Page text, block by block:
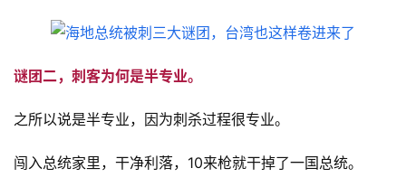
谜团二，刺客为何是半专业。
之所以说是半专业，因为刺杀过程很专业。
闯入总统家里，干净利落，10来枪就干掉了一国总统。